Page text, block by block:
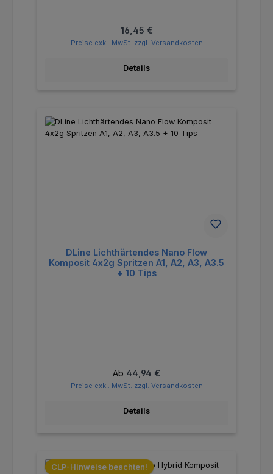
Regulärer Preis:
16,45 €
Preise exkl. MwSt. zzgl. Versandkosten
Details
DLine Lichthärtendes Nano Flow
Komposit 4x2g Spritzen A1, A2, A3, A3.5
+ 10 Tips
Regulärer Preis:
Ab 44,94 €
Preise exkl. MwSt. zzgl. Versandkosten
Details
CLP-Hinweise beachten!